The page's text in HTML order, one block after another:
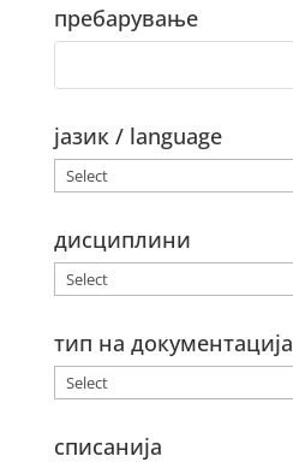
пребарување
јазик / language
дисциплини
тип на документација
списанија